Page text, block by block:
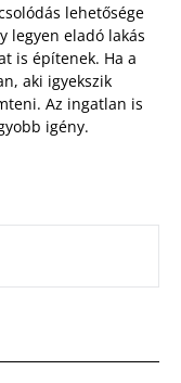
lehetősége
legyen eladó lakás
is építenek. Ha a
aki igyekszik
Az ingatlan is
igény.